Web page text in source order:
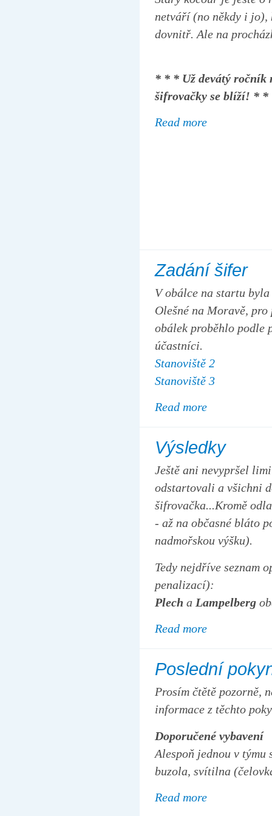
netváří (no někdy i jo),
dovnitř. Ale na
* * * Už devátý ročník
šifrovačky se blíží! * *
Read more
Zadání šifer
V obálce na startu
Olešné na Moravě,
obálek proběhlo podle
účastníci.
Stanoviště 2
Stanoviště 3
Read more
Výsledky
Ještě ani nevypršel
odstartovali a všichni
šifrovačka...Kromě
- až na občasné bláto
nadmořskou výšku).
Tedy nejdříve seznam
penalizací):
Plech a Lampelberg
Read more
Poslední
Prosím čtětě pozorně,
informace z těchto
Doporučené vybavení
Alespoň jednou v týmu
buzola, svítilna
Read more